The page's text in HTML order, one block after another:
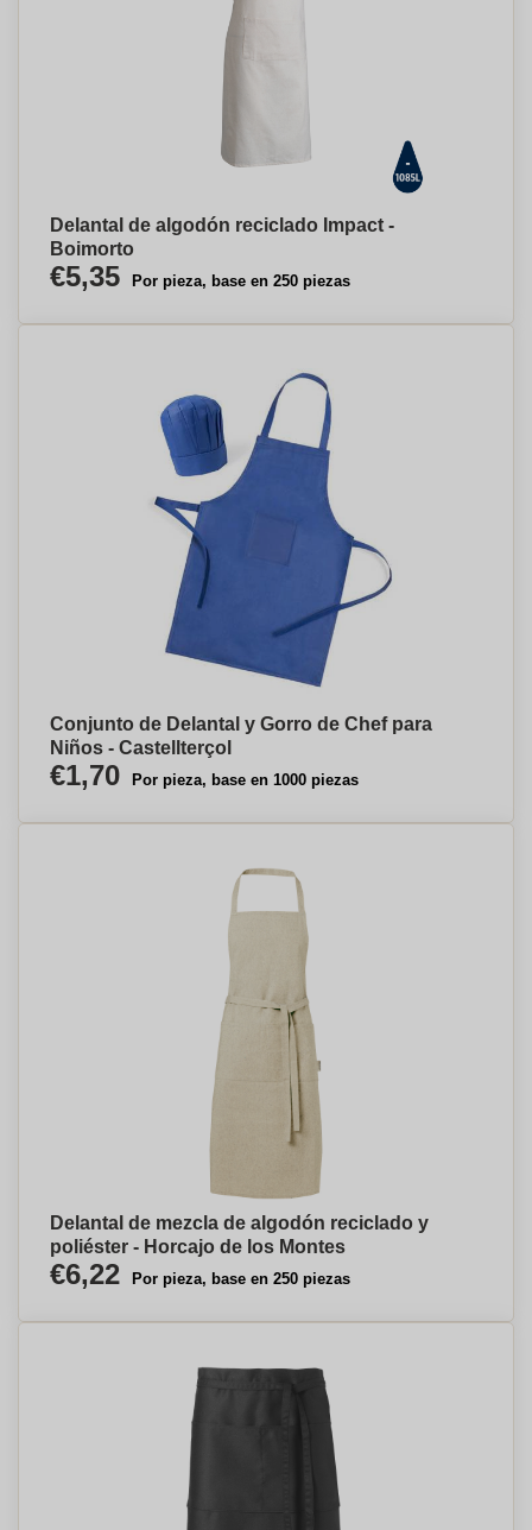
Delantal de algodón reciclado Impact -
Boimorto
€5,35 Por pieza, base en 250 piezas
Conjunto de Delantal y Gorro de Chef para
Niños - Castellterçol
€1,70 Por pieza, base en 1000 piezas
Delantal de mezcla de algodón reciclado y
poliéster - Horcajo de los Montes
€6,22 Por pieza, base en 250 piezas